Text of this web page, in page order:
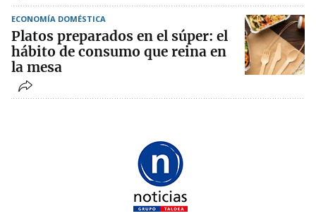
ECONOMÍA DOMÉSTICA
Platos preparados en el súper: el
hábito de consumo que reina en
la mesa